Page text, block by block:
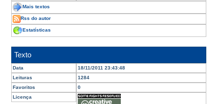
Mais textos
Rss do autor
Estatísticas
Texto
Data
18/11/2011 23:43:48
Leituras
1284
Favoritos
0
Licença